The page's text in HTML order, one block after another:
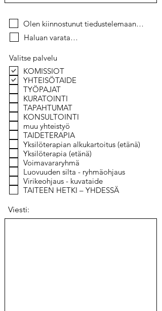
Olen kiinnostunut tiedustelemaan…
Haluan varata…
Valitse palvelu
KOMISSIOT
YHTEISÖTAIDE
TYÖPAJAT
KURATOINTI
TAPAHTUMAT
KONSULTOINTI
muu yhteistyö
TAIDETERAPIA
Yksilöterapian alkukartoitus (etänä)
Yksilöterapia (etänä)
Voimavararyhmä
Luovuuden silta - ryhmäohjaus
Virikeohjaus - kuvataide
TAITEEN HETKI – YHDESSÄ
Viesti: